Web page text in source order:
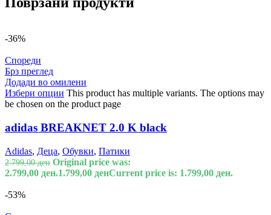
-36%
Спореди
Брз преглед
Додади во омилени
Избери опции This product has multiple variants. The options may
be chosen on the product page
adidas BREAKNET 2.0 K black
Adidas, Деца, Обувки, Патики
2.799,00ден Original price was:
2.799,00 ден.1.799,00 денCurrent price is: 1.799,00 ден.
-53%